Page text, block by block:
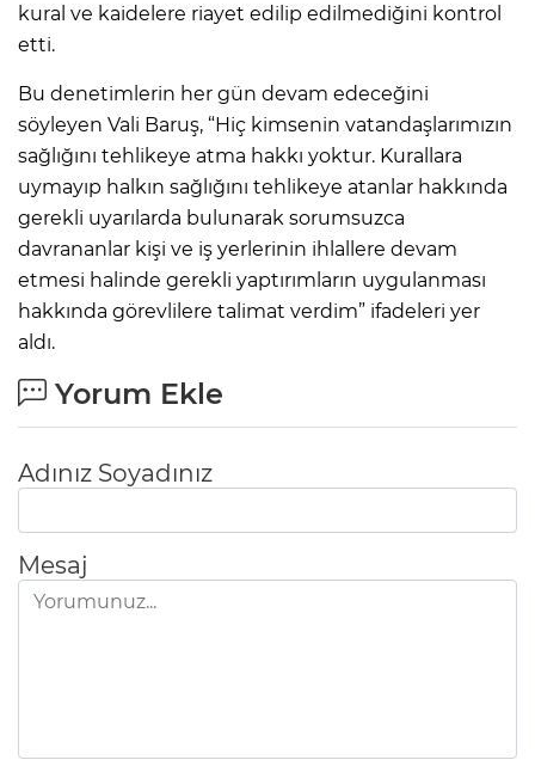
kural ve kaidelere riayet edilip edilmediğini kontrol
etti.
Bu denetimlerin her gün devam edeceğini
söyleyen Vali Baruş, “Hiç kimsenin vatandaşlarımızın
sağlığını tehlikeye atma hakkı yoktur. Kurallara
uymayıp halkın sağlığını tehlikeye atanlar hakkında
gerekli uyarılarda bulunarak sorumsuzca
davrananlar kişi ve iş yerlerinin ihlallere devam
etmesi halinde gerekli yaptırımların uygulanması
hakkında görevlilere talimat verdim” ifadeleri yer
aldı.
Yorum Ekle
Adınız Soyadınız
Mesaj